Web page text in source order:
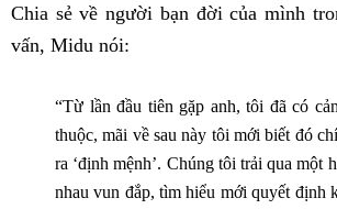
Chia sẻ về người bạn đời của mình
vấn, Midu nói:
“Từ lần đầu tiên gặp anh, tôi đã có
thuộc, mãi về sau này tôi mới biết đó
ra ‘định mệnh’. Chúng tôi trải qua một
nhau vun đắp, tìm hiểu mới quyết định